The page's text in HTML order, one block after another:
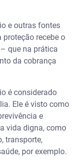
e outras fontes
proteção recebe o
que na prática
da cobrança
é considerado
Ele é visto como
e
vida digna, como
transporte,
por exemplo.